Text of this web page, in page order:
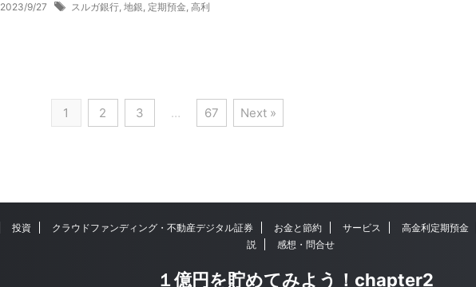
2023/9/27 スルガ銀行, 地銀, 定期預金, 高利
1 2 3 … 67 Next »
投資 クラウドファンディング・不動産デジタル証券 お金と節約 サービス 高金利定期預金
説
感想・問合せ
１億円を貯めてみよう！chapter2